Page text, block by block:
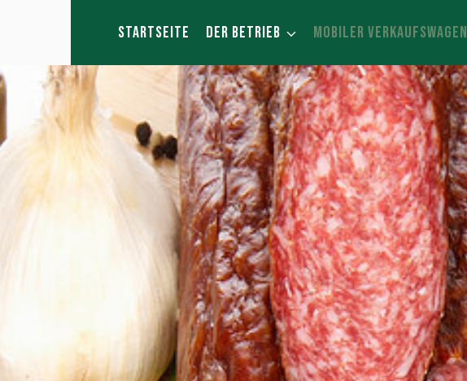
STARTSEITE DER BETRIEB MOBILER VERKAUFSWAGEN